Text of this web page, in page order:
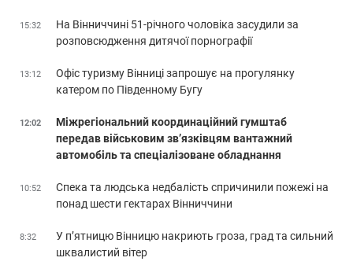
15:32
На Вінниччині 51-річного чоловіка засудили за
розповсюдження дитячої порнографії
13:12
Офіс туризму Вінниці запрошує на прогулянку
катером по Південному Бугу
12:02
Міжрегіональний координаційний гумштаб
передав військовим зв’язківцям вантажний
автомобіль та спеціалізоване обладнання
10:52
Спека та людська недбалість спричинили пожежі на
понад шести гектарах Вінниччини
8:32
У п’ятницю Вінницю накриють гроза, град та сильний
шквалистий вітер